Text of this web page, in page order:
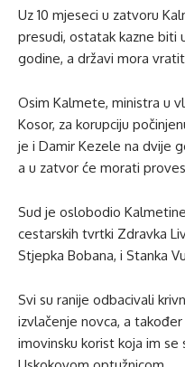
Uz 10 mjeseci u zatvoru
presudi, ostatak kazne biti
godine, a državi mora
Osim Kalmete, ministra u
Kosor, za korupciju
je i Damir Kezele na dvije
a u zatvor će morati
Sud je oslobodio
cestarskih tvrtki Zdravka
Stjepka Bobana, i Stanka
Svi su ranije odbacivali
izvlačenje novca, a
imovinsku korist koja im